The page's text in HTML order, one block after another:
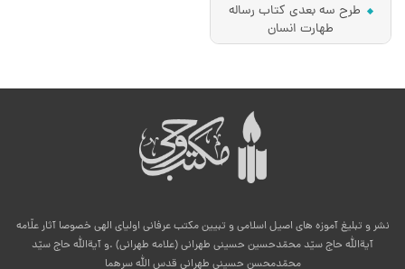
طرح سه بعدی کتاب رساله
طهارت انسان
نشر و تبلیغ آموزه های اصیل اسلامی و تبیین مکتب عرفانی اولیای الهی خصوصا آثار علّامه
آیةالله حاج سیّد محمّدحسین حسینی طهرانی (علامه طهرانی) .و آیةالله حاج سیّد
محمّدمحسن حسینی طهرانی قدس الله سرهما